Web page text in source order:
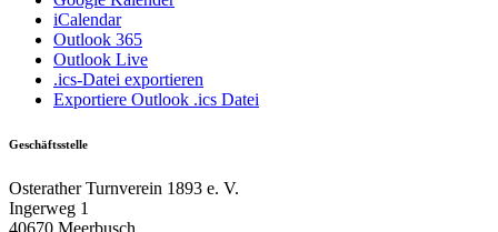
iCalendar
Outlook 365
Outlook Live
.ics-Datei exportieren
Exportiere Outlook .ics Datei
Geschäftsstelle
Osterather Turnverein 1893 e. V.
Ingerweg 1
40670 Meerbusch